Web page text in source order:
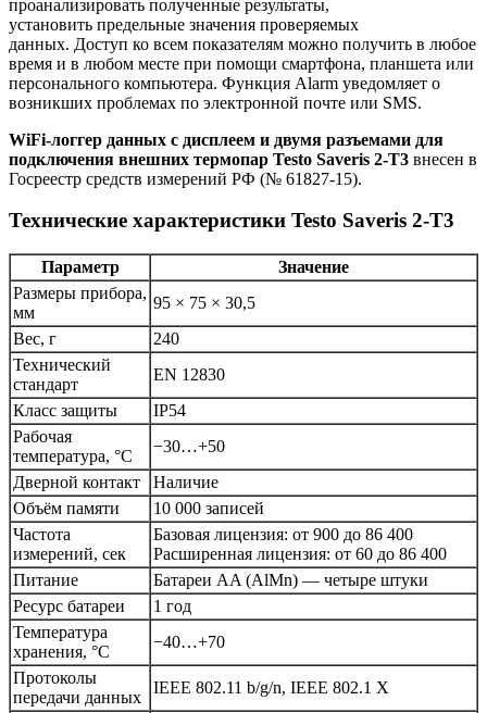
проанализировать полученные результаты,
установить предельные значения проверяемых
данных. Доступ ко всем показателям можно получить в любое
время и в любом месте при помощи смартфона, планшета или
персонального компьютера. Функция Alarm уведомляет о
возникших проблемах по электронной почте или SMS.
WiFi-логгер данных с дисплеем и двумя разъемами для
подключения внешних термопар Testo Saveris 2-T3 внесен в
Госреестр средств измерений РФ (№ 61827-15).
Технические характеристики Testo Saveris 2-T3
Параметр
Значение
Размеры прибора,
мм
95 × 75 × 30,5
Вес, г
240
Технический
стандарт
EN 12830
Класс защиты
IP54
Рабочая
температура, °C
−30…+50
Дверной контакт
Наличие
Объём памяти
10 000 записей
Частота
измерений, сек
Базовая лицензия: от 900 до 86 400
Расширенная лицензия: от 60 до 86 400
Питание
Батареи AA (AlMn) — четыре штуки
Ресурс батареи
1 год
Температура
хранения, °C
−40…+70
Протоколы
передачи данных
IEEE 802.11 b/g/n, IEEE 802.1 X